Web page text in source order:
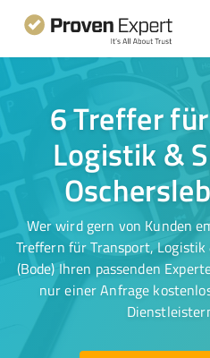
6 Treffer
Logistik &
Wer wird gern von Kunden
Treffern für Transport,
(Bode) Ihren passenden
nur einer Anfrage